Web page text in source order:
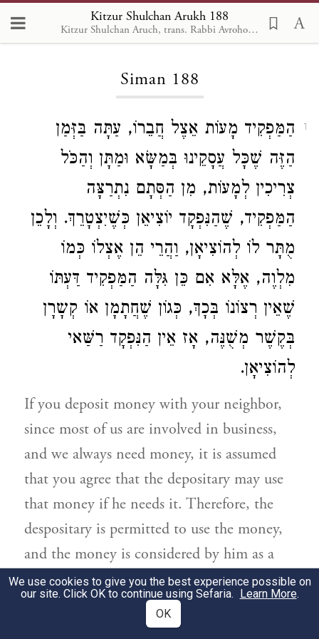
Kitzur Shulchan Arukh 188
Kitzur Shulchan Aruch, trans. Rabbi Avrohom Davis, Metsudah Pub., 1996
Loading...
Siman 188
1
הַמַּפְקִיד מָעוֹת אֵצֶל חֲבֵרוֹ, עַתָּה בַּזְּמַן
הַזֶּה שֶׁכָּל עֲסָקֵינוּ בְּמַשָּׂא וּמַתָּן וְהַכֹּל
צְרִיכִין לְמָעוֹת, מִן הַסְּתָם נִתְרַצָּה
הַמַּפְקִיד, שֶׁהַנִּפְקָד יוֹצִיאֵן כְּשֶׁיִצְטָרֵךְ. וְלָכֵן
מֻתָּר לוֹ לְהוֹצִיאָן, וַהֲרֵי הֵן אֶצְלוֹ כְּמוֹ
מִלְוֶה, אֶלָּא אִם כֵּן גִּלָּה הַמַּפְקִיד דַּעְתּוֹ
שֶׁאֵין רְצוֹנוֹ בְּכָךְ, כְּגוֹן שֶׁחֲתָמָן אוֹ קְשָרָן
בְּקֶשֶׁר מְשֻׁנֶּה, אָז אֵין הַנִּפְקָד רַשַּׁאי
לְהוֹצִיאָן.
If you deposit money with your neighbor,
since most of us are involved in business,
and we always need money, it is assumed
that you agree that the depositary may use
that money if he needs it. Therefore, the
despositary is permitted to use the money,
and the money is considered by him as a
loan, unless you indicate to him that you
do not wish it to be used. For instance, if
you put the money in a sealed package, or
We use cookies to give you the best experience possible on
our site. Click OK to continue using Sefaria. Learn More.
OK